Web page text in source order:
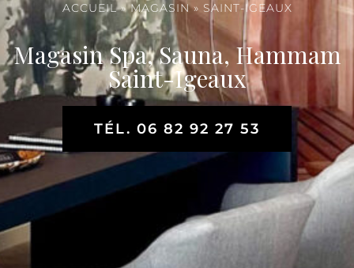
ACCUEIL»MAGASIN» SAINT-IGEAUX
Magasin Spa, Sauna, Hammam
Saint-Igeaux
TÉL. 06 82 92 27 53